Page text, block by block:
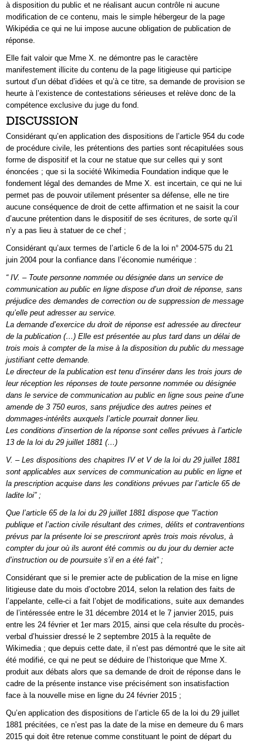
à disposition du public et ne réalisant aucun contrôle ni aucune
modification de ce contenu, mais le simple hébergeur de la page
Wikipédia ce qui ne lui impose aucune obligation de publication de
réponse.
Elle fait valoir que Mme X. ne démontre pas le caractère
manifestement illicite du contenu de la page litigieuse qui participe
surtout d’un débat d’idées et qu’à ce titre, sa demande de provision se
heurte à l’existence de contestations sérieuses et relève donc de la
compétence exclusive du juge du fond.
DISCUSSION
Considérant qu’en application des dispositions de l’article 954 du code
de procédure civile, les prétentions des parties sont récapitulées sous
forme de dispositif et la cour ne statue que sur celles qui y sont
énoncées ; que si la société Wikimedia Foundation indique que le
fondement légal des demandes de Mme X. est incertain, ce qui ne lui
permet pas de pouvoir utilement présenter sa défense, elle ne tire
aucune conséquence de droit de cette affirmation et ne saisit la cour
d’aucune prétention dans le dispositif de ses écritures, de sorte qu’il
n’y a pas lieu à statuer de ce chef ;
Considérant qu’aux termes de l’article 6 de la loi n° 2004-575 du 21
juin 2004 pour la confiance dans l’économie numérique :
“ IV. – Toute personne nommée ou désignée dans un service de
communication au public en ligne dispose d’un droit de réponse, sans
préjudice des demandes de correction ou de suppression de message
qu’elle peut adresser au service.
La demande d’exercice du droit de réponse est adressée au directeur
de la publication (…) Elle est présentée au plus tard dans un délai de
trois mois à compter de la mise à la disposition du public du message
justifiant cette demande.
Le directeur de la publication est tenu d’insérer dans les trois jours de
leur réception les réponses de toute personne nommée ou désignée
dans le service de communication au public en ligne sous peine d’une
amende de 3 750 euros, sans préjudice des autres peines et
dommages-intérêts auxquels l’article pourrait donner lieu.
Les conditions d’insertion de la réponse sont celles prévues à l’article
13 de la loi du 29 juillet 1881 (…)
V. – Les dispositions des chapitres IV et V de la loi du 29 juillet 1881
sont applicables aux services de communication au public en ligne et
la prescription acquise dans les conditions prévues par l’article 65 de
ladite loi” ;
Que l’article 65 de la loi du 29 juillet 1881 dispose que “l’action
publique et l’action civile résultant des crimes, délits et contraventions
prévus par la présente loi se prescriront après trois mois révolus, à
compter du jour où ils auront été commis ou du jour du dernier acte
d’instruction ou de poursuite s’il en a été fait” ;
Considérant que si le premier acte de publication de la mise en ligne
litigieuse date du mois d’octobre 2014, selon la relation des faits de
l’appelante, celle-ci a fait l’objet de modifications, suite aux demandes
de l’intéressée entre le 31 décembre 2014 et le 7 janvier 2015, puis
entre les 24 février et 1er mars 2015, ainsi que cela résulte du procès-
verbal d’huissier dressé le 2 septembre 2015 à la requête de
Wikimedia ; que depuis cette date, il n’est pas démontré que le site ait
été modifié, ce qui ne peut se déduire de l’historique que Mme X.
produit aux débats alors que sa demande de droit de réponse dans le
cadre de la présente instance vise précisément son insatisfaction
face à la nouvelle mise en ligne du 24 février 2015 ;
Qu’en application des dispositions de l’article 65 de la loi du 29 juillet
1881 précitées, ce n’est pas la date de la mise en demeure du 6 mars
2015 qui doit être retenue comme constituant le point de départ du